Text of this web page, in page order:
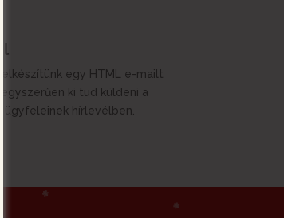
elkészítünk egy HTML e-mailt
egyszerűen ki tud küldeni a
ügyfeleinek hírlevélben.